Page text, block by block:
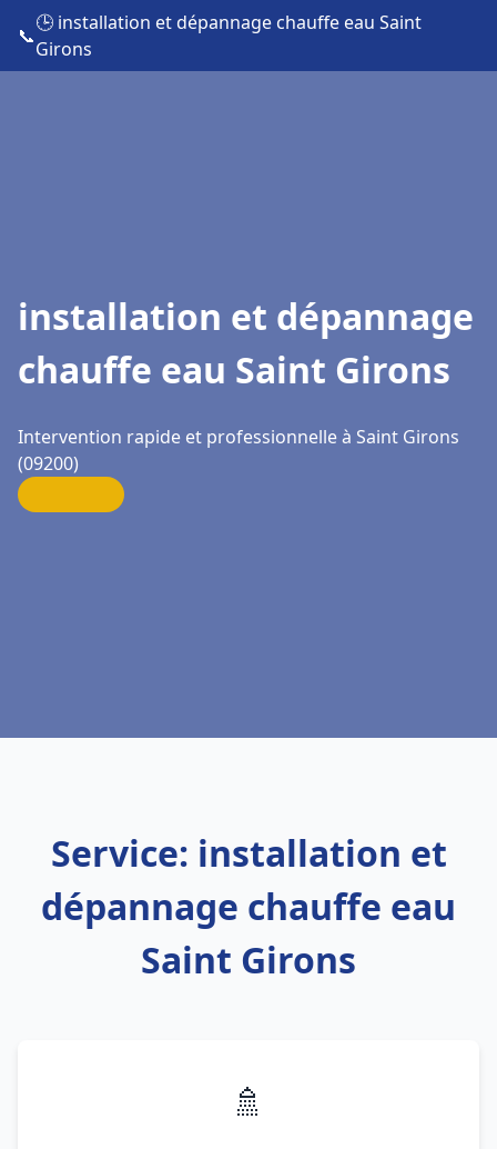
📞
🕒 installation et dépannage chauffe eau Saint
Girons
installation et dépannage
chauffe eau Saint Girons
Intervention rapide et professionnelle à Saint Girons
(09200)
Service: installation et
dépannage chauffe eau
Saint Girons
🚿